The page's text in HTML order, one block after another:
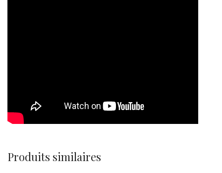
Produits similaires